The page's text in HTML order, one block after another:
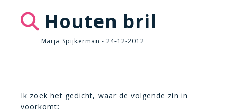
Houten bril
Marja Spijkerman - 24-12-2012
Ik zoek het gedicht, waar de volgende zin in
voorkomt: